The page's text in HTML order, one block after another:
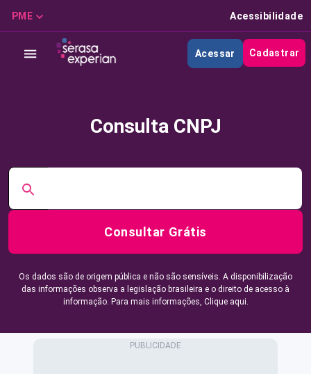
PME Acessibilidade
Acessar Cadastrar
Consulta CNPJ
Consultar Grátis
Os dados são de origem pública e não são sensíveis. A disponibilização
das informações observa a legislação brasileira e o direito de acesso à
informação. Para mais informações, Clique aqui.